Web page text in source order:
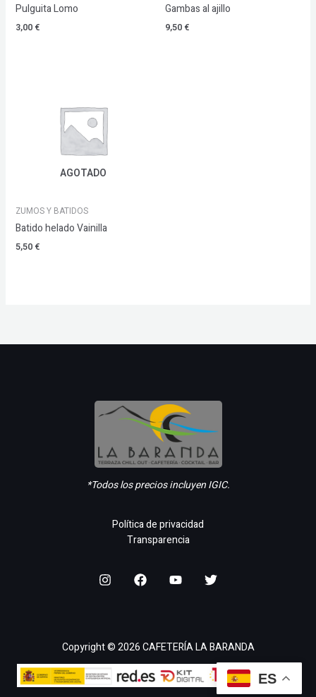
Pulguita Lomo
3,00 €
Gambas al ajillo
9,50 €
AGOTADO
ZUMOS Y BATIDOS
Batido helado Vainilla
5,50 €
*Todos los precios incluyen IGIC.
Política de privacidad
Transparencia
Copyright © 2026 CAFETERÍA LA BARANDA
ES